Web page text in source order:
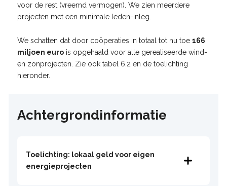
voor de rest (vreemd vermogen). We zien meerdere
projecten met een minimale leden-inleg.
We schatten dat door coöperaties in totaal tot nu toe 166
miljoen eurois opgehaald voor alle gerealiseerde wind-
en zonprojecten. Zie ook tabel 6.2 en de toelichting
hieronder.
Achtergrondinformatie
Toelichting: lokaal geld voor eigen
energieprojecten